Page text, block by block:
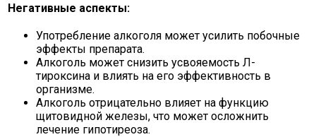
Негативные аспекты:
Употребление алкоголя может усилить побочные
эффекты препарата.
Алкоголь может снизить усвояемость Л-
тироксина и влиять на его эффективность в
организме.
Алкоголь отрицательно влияет на функцию
щитовидной железы, что может осложнить
лечение гипотиреоза.